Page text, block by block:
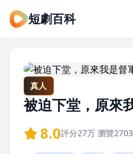
短劇百科
真人
被迫下堂，原來
8.0評分27万 瀏覽